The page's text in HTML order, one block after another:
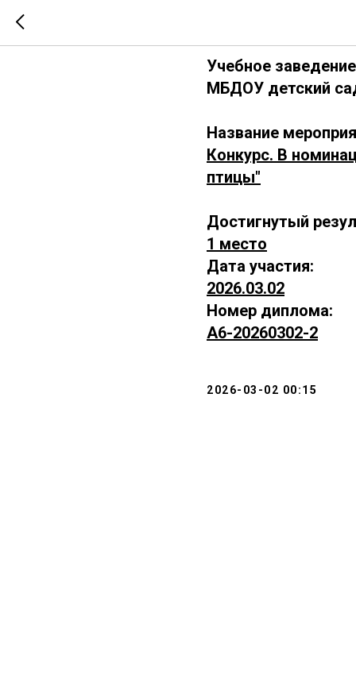
Учебное
МБДОУ детский
Название
Конкурс. В
птицы"
Достигнутый
1 место
Дата участия:
2026.03.02
Номер диплома:
А6-20260302-2
2026-03-02 00:15